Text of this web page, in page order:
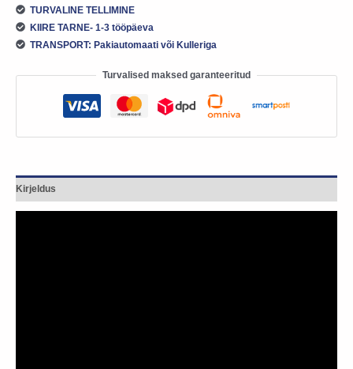
TURVALINE TELLIMINE
KIIRE TARNE- 1-3 tööpäeva
TRANSPORT: Pakiautomaati või Kulleriga
Turvalised maksed garanteeritud
Kirjeldus